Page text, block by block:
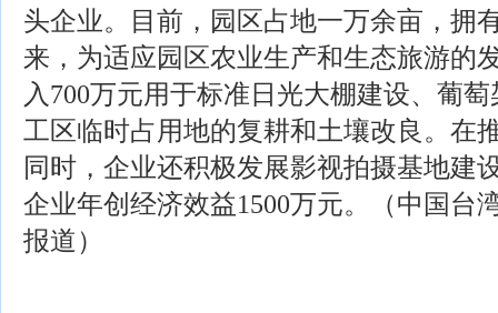
头企业。目前，园区占地一万余亩，拥
来，为适应园区农业生产和生态旅游的
入700万元用于标准日光大棚建设、葡
工区临时占用地的复耕和土壤改良。在
同时，企业还积极发展影视拍摄基地建
企业年创经济效益1500万元。（中国台
报道）